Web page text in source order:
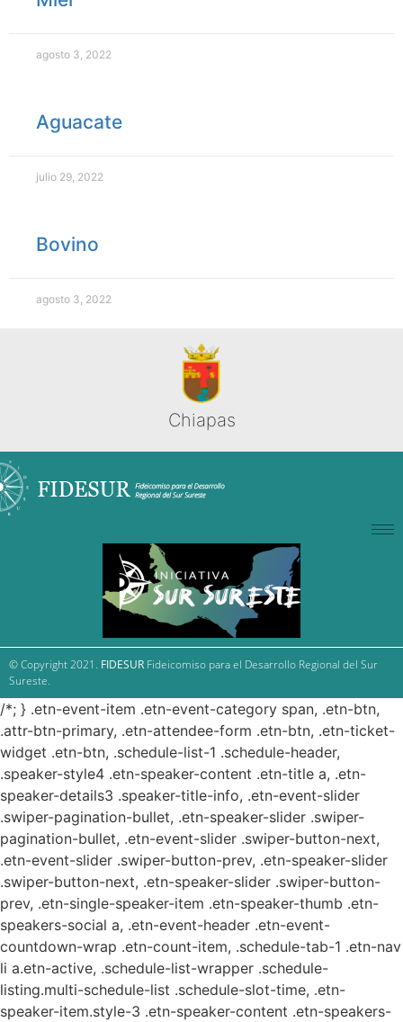
agosto 3, 2022
Aguacate
julio 29, 2022
Bovino
agosto 3, 2022
Chiapas
© Copyright 2021. FIDESUR Fideicomiso para el Desarrollo Regional del Sur
Sureste.
/*; } .etn-event-item .etn-event-category span, .etn-btn,
.attr-btn-primary, .etn-attendee-form .etn-btn, .etn-ticket-
widget .etn-btn, .schedule-list-1 .schedule-header,
.speaker-style4 .etn-speaker-content .etn-title a, .etn-
speaker-details3 .speaker-title-info, .etn-event-slider
.swiper-pagination-bullet, .etn-speaker-slider .swiper-
pagination-bullet, .etn-event-slider .swiper-button-next,
.etn-event-slider .swiper-button-prev, .etn-speaker-slider
.swiper-button-next, .etn-speaker-slider .swiper-button-
prev, .etn-single-speaker-item .etn-speaker-thumb .etn-
speakers-social a, .etn-event-header .etn-event-
countdown-wrap .etn-count-item, .schedule-tab-1 .etn-nav
li a.etn-active, .schedule-list-wrapper .schedule-
listing.multi-schedule-list .schedule-slot-time, .etn-
speaker-item.style-3 .etn-speaker-content .etn-speakers-